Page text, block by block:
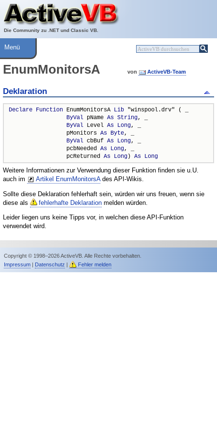
Die Community zu .NET und Classic VB.
Über ActiveVB
Hilfe
Menü
EnumMonitorsA von ActiveVB-Team
Deklaration
Declare Function EnumMonitorsA Lib "winspool.drv" ( _
ByVal pName As String, _
ByVal Level As Long, _
                 pMonitors
As Byte, _
ByVal cbBuf As Long, _
                 pcbNeeded
As Long, _
                 pcReturned
As Long) As Long
Weitere Informationen zur Verwendung dieser Funktion finden sie u.U.
auch im
Artikel EnumMonitorsAdes API-Wikis.
Sollte diese Deklaration fehlerhaft sein, würden wir uns freuen, wenn sie
diese als
fehlerhafte Deklaration melden würden.
Leider liegen uns keine Tipps vor, in welchen diese API-Funktion
verwendet wird.
Copyright © 1998–2026 ActiveVB. Alle Rechte vorbehalten.
Impressum| Datenschutz | Fehler melden